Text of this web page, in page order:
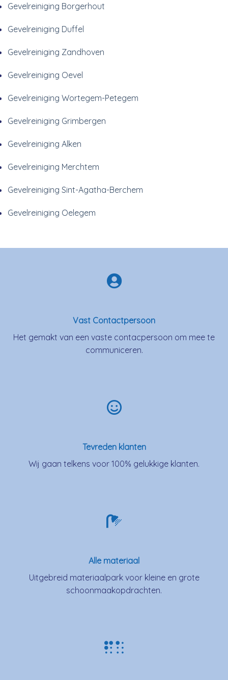
Gevelreiniging Borgerhout
Gevelreiniging Duffel
Gevelreiniging Zandhoven
Gevelreiniging Oevel
Gevelreiniging Wortegem-Petegem
Gevelreiniging Grimbergen
Gevelreiniging Alken
Gevelreiniging Merchtem
Gevelreiniging Sint-Agatha-Berchem
Gevelreiniging Oelegem
Vast Contactpersoon
Het gemakt van een vaste contacpersoon om mee te
communiceren.
Tevreden klanten
Wij gaan telkens voor 100% gelukkige klanten.
Alle materiaal
Uitgebreid materiaalpark voor kleine en grote
schoonmaakopdrachten.